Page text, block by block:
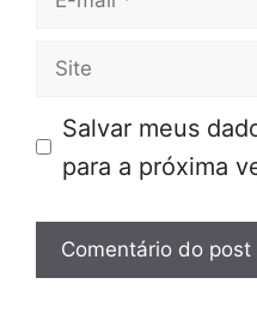
Site
Salvar meus
para a próxima